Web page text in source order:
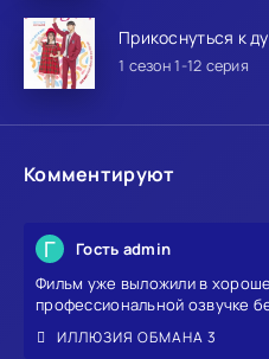
Прикоснуться к
1 сезон 1-12 серия
Комментируют
Г Гость admin
Фильм уже выложили в
профессиональной озвучке
ИЛЛЮЗИЯ ОБМАНА 3